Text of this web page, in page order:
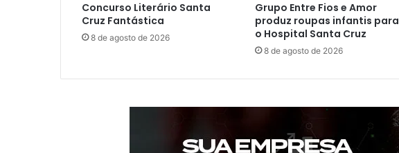
Concurso Literário Santa
Cruz Fantástica
8 de agosto de 2026
Grupo Entre Fios e Amor
produz roupas infantis para
o Hospital Santa Cruz
8 de agosto de 2026